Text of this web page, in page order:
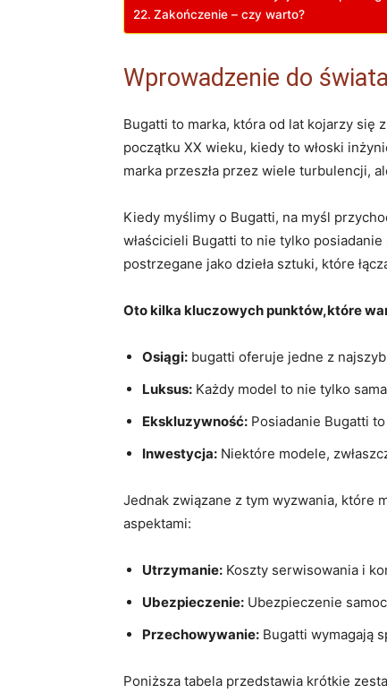
Zakończenie – czy warto?
Wprowadzenie do
Bugatti to marka, która od lat kojarzy się
początku XX wieku, kiedy to włoski
marka przeszła przez wiele turbulencji,
Kiedy myślimy o Bugatti, na myśl
właścicieli Bugatti to nie tylko
postrzegane jako dzieła sztuki, które
Oto kilka kluczowych punktów,które
Osiągi: bugatti oferuje jedne z
Luksus: Każdy model to nie tylko
Ekskluzywność: Posiadanie Bugatti
Inwestycja: Niektóre modele,
Jednak związane z tym wyzwania, które
aspektami:
Utrzymanie: Koszty serwisowania i
Ubezpieczenie: Ubezpieczenie
Przechowywanie: Bugatti wymagają
Poniższa tabela przedstawia krótkie